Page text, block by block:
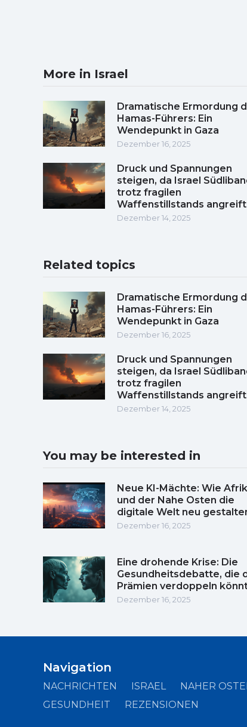
More in Israel
Dramatische Ermordung
Hamas-Führers: Ein
Wendepunkt in Gaza
Dezember 16, 2025
Druck und Spannungen
steigen, da Israel
trotz fragilen
Waffenstillstands angreift
Dezember 14, 2025
Related topics
Dramatische Ermordung
Hamas-Führers: Ein
Wendepunkt in Gaza
Dezember 16, 2025
Druck und Spannungen
steigen, da Israel
trotz fragilen
Waffenstillstands angreift
Dezember 14, 2025
You may be interested in
Neue KI-Mächte: Wie
und der Nahe Osten die
digitale Welt neu
Dezember 16, 2025
Eine drohende Krise: Die
Gesundheitsdebatte, die
Prämien verdoppeln
Dezember 16, 2025
Navigation
NACHRICHTEN ISRAEL NAHER
GESUNDHEIT
REZENSIONEN